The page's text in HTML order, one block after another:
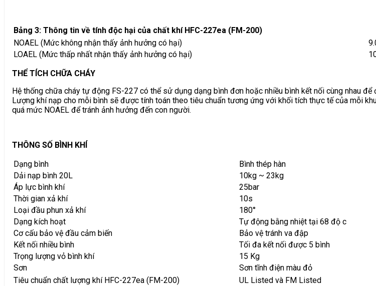
Bảng 3: Thông tin về tính độc hại của chất khí HFC-227ea (FM-200)
NOAEL (Mức không nhận thấy ảnh hưởng có hại)
LOAEL (Mức thấp nhất nhận thấy ảnh hưởng có hại)
THỂ TÍCH CHỮA CHÁY
Hệ thống chữa cháy tự động FS-227 có thể sử dụng dạng bình đơn hoặc nhiều bình kết nối cùng nhau
Lượng khí nạp cho mỗi bình sẽ được tính toán theo tiêu chuẩn tương ứng với khối tích thực tế của mỗi
quá mức NOAEL để tránh ảnh hưởng đến con người.
THÔNG SỐ BÌNH KHÍ
Dạng bình
Bình thép hàn
Dải nạp bình 20L
10kg ~ 23kg
Áp lực bình khí
25bar
Thời gian xả khí
10s
Loại đầu phun xả khí
180°
Dạng kích hoạt
Tự động bằng nhiệt tại 68 độ c
Cơ cấu bảo vệ đầu cảm biến
Bảo vệ tránh va đập
Kết nối nhiều bình
Tối đa kết nối được 5 bình
Trọng lượng vỏ bình khí
15 Kg
Sơn
Sơn tĩnh điện màu đỏ
Tiêu chuẩn chất lượng khí HFC-227ea (FM-200)
UL Listed và FM Listed